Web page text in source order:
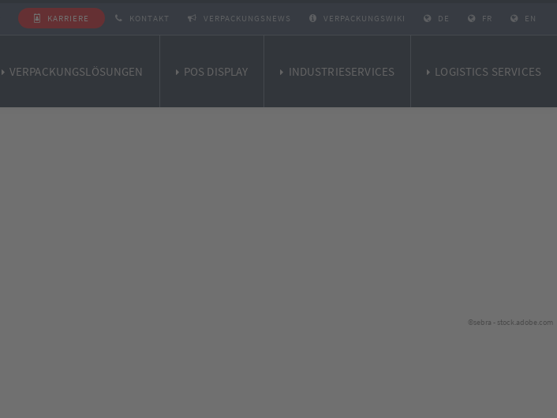
KARRIERE KONTAKT VERPACKUNGSNEWS VERPACKUNGSWIKI DE FR EN
VERPACKUNGSLÖSUNGEN POS DISPLAY INDUSTRIESERVICES LOGISTICS SERVICES
©sebra - stock.adobe.com